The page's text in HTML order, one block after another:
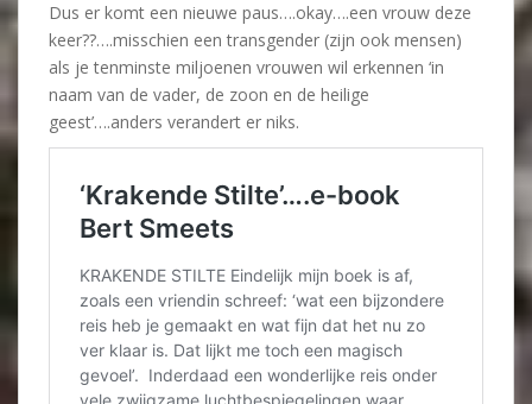
Dus er komt een nieuwe paus….okay….een vrouw deze
keer??….misschien een transgender (zijn ook mensen)
als je tenminste miljoenen vrouwen wil erkennen ‘in
naam van de vader, de zoon en de heilige
geest’….anders verandert er niks.